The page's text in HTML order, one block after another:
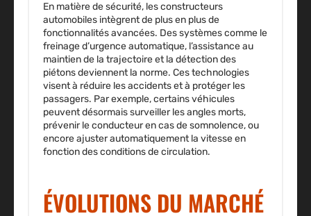
En matière de sécurité, les constructeurs
automobiles intègrent de plus en plus de
fonctionnalités avancées. Des systèmes comme le
freinage d’urgence automatique, l’assistance au
maintien de la trajectoire et la détection des
piétons deviennent la norme. Ces technologies
visent à réduire les accidents et à protéger les
passagers. Par exemple, certains véhicules
peuvent désormais surveiller les angles morts,
prévenir le conducteur en cas de somnolence, ou
encore ajuster automatiquement la vitesse en
fonction des conditions de circulation.
ÉVOLUTIONS DU MARCHÉ